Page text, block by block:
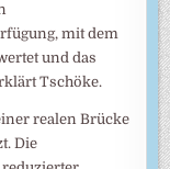
mit dem
und das
Tschöke.
realen Brücke
Die